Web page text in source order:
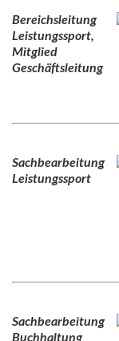
Bereichsleitung
Leistungssport,
Mitglied
Geschäftsleitung
Sachbearbeitung
Leistungssport
Sachbearbeitung
Buchhaltung